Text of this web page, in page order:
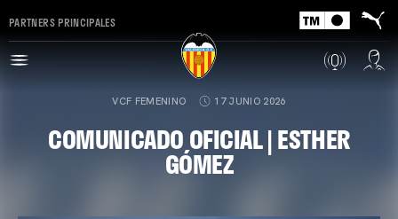
PARTNERS PRINCIPALES
VCF FEMENINO 17 JUNIO 2026
COMUNICADO OFICIAL | ESTHER
GÓMEZ